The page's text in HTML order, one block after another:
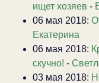
ищет хозяев -
06 мая 2018:
Екатерина
06 мая 2018:
скучно! -
03 мая 2018: